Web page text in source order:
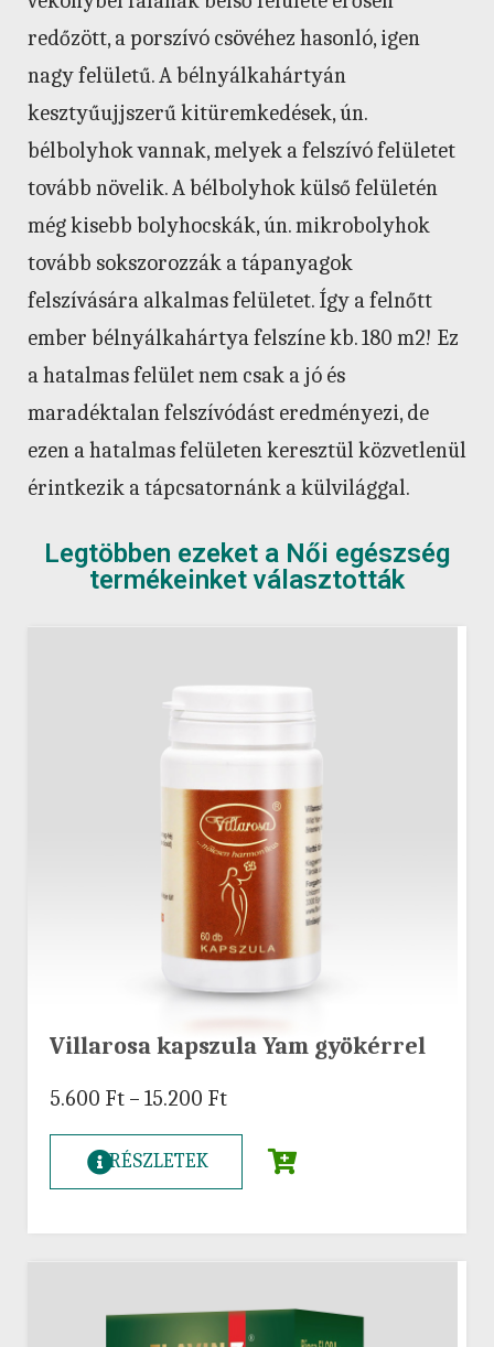
redőzött, a porszívó csövéhez hasonló, igen
nagy felületű. A bélnyálkahártyán
kesztyűujjszerű kitüremkedések, ún.
bélbolyhok vannak, melyek a felszívó felületet
tovább növelik. A bélbolyhok külső felületén
még kisebb bolyhocskák, ún. mikrobolyhok
tovább sokszorozzák a tápanyagok
felszívására alkalmas felületet. Így a felnőtt
ember bélnyálkahártya felszíne kb. 180 m2! Ez
a hatalmas felület nem csak a jó és
maradéktalan felszívódást eredményezi, de
ezen a hatalmas felületen keresztül közvetlenül
érintkezik a tápcsatornánk a külvilággal.
Legtöbben ezeket a Női egészség
termékeinket választották
Villarosa kapszula Yam gyökérrel
5.600 Ft – 15.200 Ft
RÉSZLETEK